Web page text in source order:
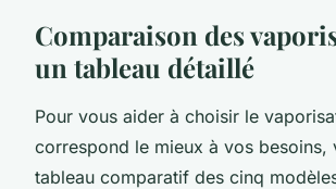
Comparaison des
un tableau détaillé
Pour vous aider à choisir le
correspond le mieux à vos besoins,
tableau comparatif des cinq